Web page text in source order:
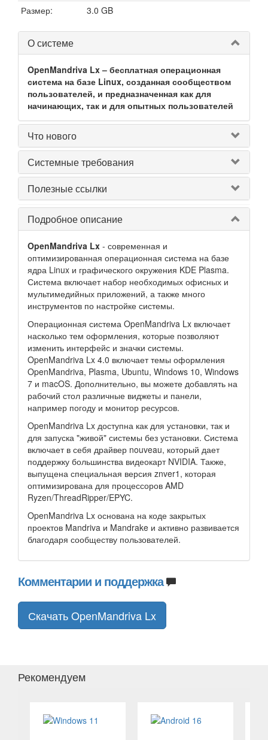
Размер:
3.0 GB
О системе
OpenMandriva Lx – бесплатная операционная
система на базе Linux, созданная сообществом
пользователей, и предназначенная как для
начинающих, так и для опытных пользователей
Что нового
Системные требования
Полезные ссылки
Подробное описание
OpenMandriva Lx - современная и
оптимизированная операционная система на базе
ядра Linux и графического окружения KDE Plasma.
Система включает набор необходимых офисных и
мультимедийных приложений, а также много
инструментов по настройке системы.
Операционная система OpenMandriva Lx включает
насколько тем оформления, которые позволяют
изменить интерфейс и значки системы.
OpenMandriva Lx 4.0 включает темы оформления
OpenMandriva, Plasma, Ubuntu, Windows 10, Windows
7 и macOS. Дополнительно, вы можете добавлять на
рабочий стол различные виджеты и панели,
например погоду и монитор ресурсов.
OpenMandriva Lx доступна как для установки, так и
для запуска "живой" системы без установки. Система
включает в себя драйвер nouveau, который дает
поддержку большинства видеокарт NVIDIA. Также,
выпущена специальная версия znver1, которая
оптимизирована для процессоров AMD
Ryzen/ThreadRipper/EPYC.
OpenMandriva Lx основана на коде закрытых
проектов Mandriva и Mandrake и активно развивается
благодаря сообществу пользователей.
Комментарии и поддержка
Скачать OpenMandriva Lx
Рекомендуем